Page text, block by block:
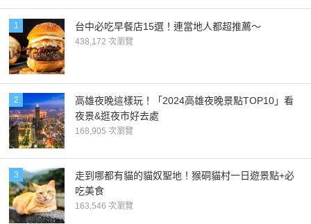
1 台中必吃早餐店15選！連當地人都超推薦～
438,172 次瀏覽
2
高雄夜晚這樣玩！「2024高雄夜晚景點TOP10」看
夜景&逛夜市好去處
168,905 次瀏覽
3
走到哪都有貓的貓奴聖地！猴硐貓村一日遊景點+必
吃美食
163,546 次瀏覽